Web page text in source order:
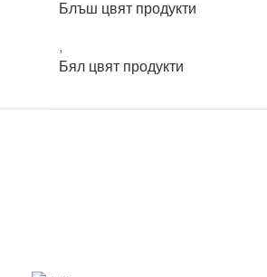
Блъш цвят продукти
,
Бял цвят продукти